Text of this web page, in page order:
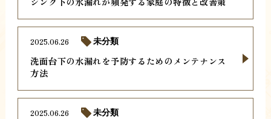
洗面台下の水漏れを予防するためのメンテナンス
方法
2025.06.26 未分類
2025.06.26 未分類